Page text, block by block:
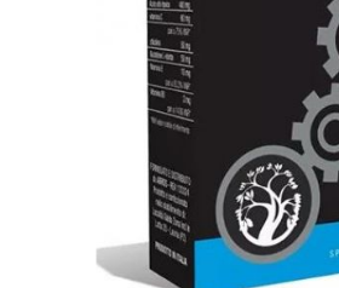
Salini e Multivitaminici: oggi